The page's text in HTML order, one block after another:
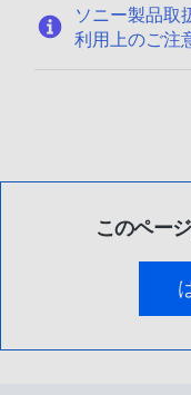
ソニー製品取
利用上のご注
このペー